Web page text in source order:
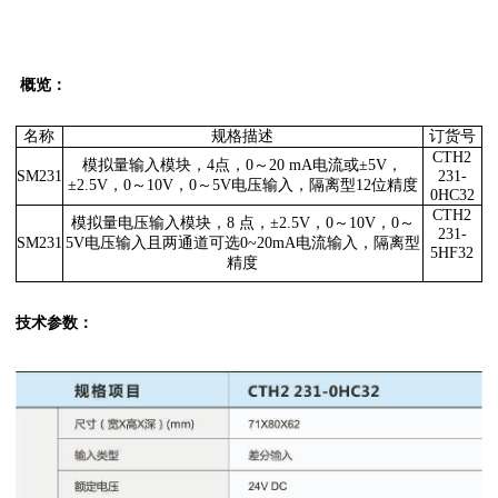
概览：
名称 规格描述 订货号
SM231
模拟量输入模块，4点，0～20 mA电流或±5V，
±2.5V，0～10V，0～5V电压输入，隔离型12位精度
CTH2
231-
0HC32
SM231
模拟量电压输入模块，8 点，±2.5V，0～10V，0～
5V电压输入且两通道可选0~20mA电流输入，隔离型
精度
CTH2
231-
5HF32
技术参数：